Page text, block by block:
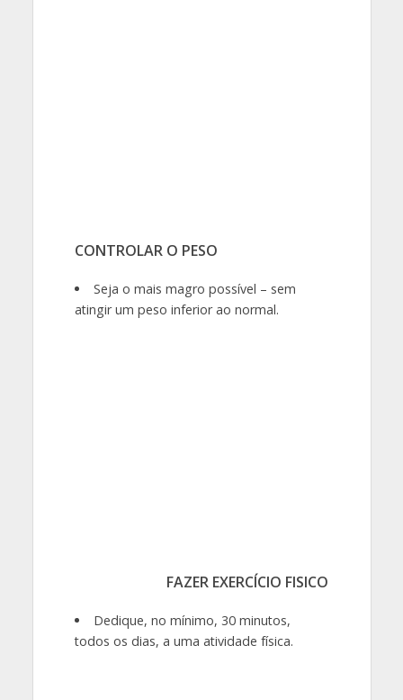
CONTROLAR O PESO
Seja o mais magro possível – sem
atingir um peso inferior ao normal.
FAZER EXERCÍCIO FISICO
Dedique, no mínimo, 30 minutos,
todos os dias, a uma atividade física.